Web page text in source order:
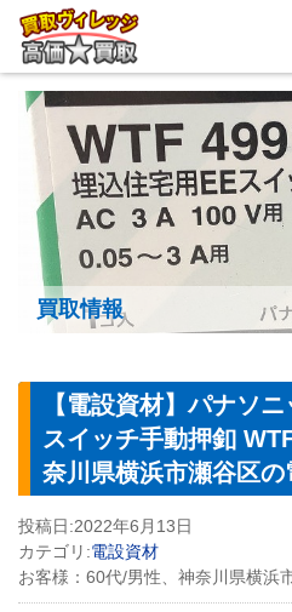
買取情報
【電設資材】パナソ
スイッチ手動押釦
奈川県横浜市瀬谷区の
投稿日:2022年6月13日
カテゴリ:電設資材
お客様： 60代/男性、神奈川県横浜